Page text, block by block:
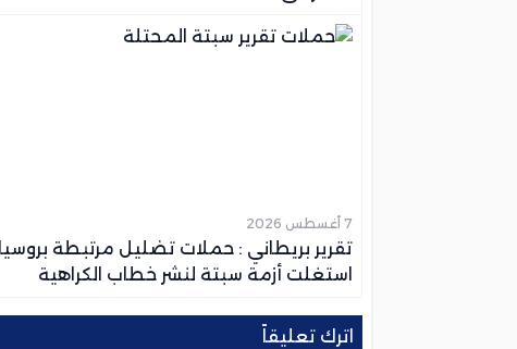
7 أغسطس 2026
تقرير بريطاني : حملات تضليل مرتبطة بروسيا
استغلت أزمة سبتة لنشر خطاب الكراهية
اترك تعليقاً